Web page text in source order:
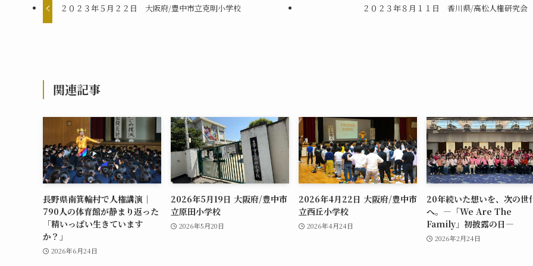
２０２３年５月２２日 大阪府/豊中市立克明小学校 ２０２３年８月１１日 香川県/高松人権研究会
関連記事
長野県南箕輪村で人権講演｜
790人の体育館が静まり返った
「精いっぱい生きています
か？」
2026年6月24日
2026年5月19日 大阪府/豊中市
立原田小学校
2026年5月20日
2026年4月22日 大阪府/豊中市
立西丘小学校
2026年4月24日
20年続いた想いを、次の世
へ。―「We Are The
Family」初披露の日―
2026年2月24日